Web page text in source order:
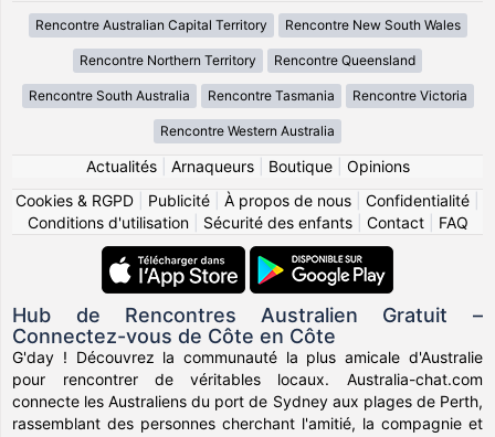
Rencontre Australian Capital Territory Rencontre New South Wales
Rencontre Northern Territory Rencontre Queensland
Rencontre South Australia Rencontre Tasmania Rencontre Victoria
Rencontre Western Australia
Actualités| Arnaqueurs| Boutique| Opinions
Cookies & RGPD
Publicité À propos de nous Confidentialité
Conditions d'utilisation| Sécurité des enfants| Contact| FAQ
Hub de Rencontres Australien Gratuit –
Connectez-vous de Côte en Côte
G'day ! Découvrez la communauté la plus amicale d'Australie
pour rencontrer de véritables locaux. Australia-chat.com
connecte les Australiens du port de Sydney aux plages de Perth,
rassemblant des personnes cherchant l'amitié, la compagnie et